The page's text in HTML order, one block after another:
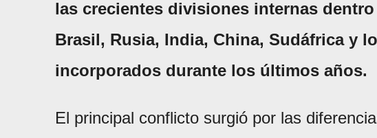
las crecientes divisiones internas
Brasil, Rusia, India, China, Sudáfrica y
incorporados durante los últimos años.
El principal conflicto surgió por las